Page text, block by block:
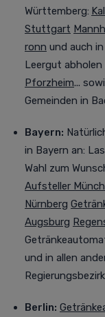
Württemberg:
Stuttgart
ronn und auch in
Leergut
Pforzheim...
Gemeinden in
Bayern:
in Bayern an:
Wahl zum
Aufsteller
Nürnberg
Augsburg
und in allen
Berlin: